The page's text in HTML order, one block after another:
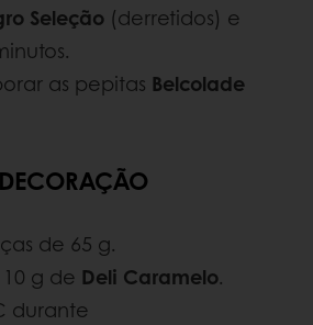
Seleção (derretidos) e
as pepitas Belcolade
de 65 g.
g de Deli Caramelo.
durante